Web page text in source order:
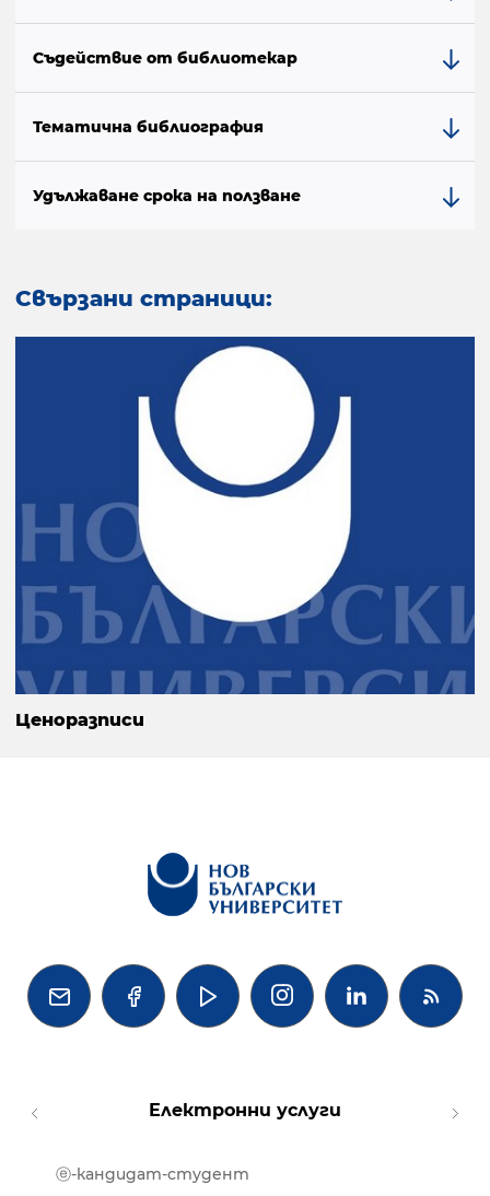
Съдействие от библиотекар
Тематична библиография
Удължаване срока на ползване
Свързани страници:
Ценоразписи
   
Електронни услуги
ⓔ-кандидат-студент